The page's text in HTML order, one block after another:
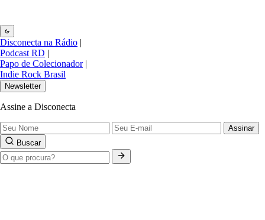
Disconecta na Rádio |
Podcast RD |
Papo de Colecionador |
Indie Rock Brasil
Newsletter
Assine a Disconecta
Assinar
Buscar